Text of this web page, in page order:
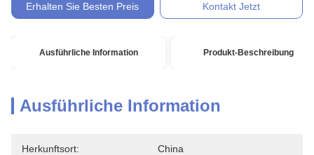
Erhalten Sie Besten Preis Kontakt Jetzt
Ausführliche Information Produkt-Beschreibung
Ausführliche Information
Herkunftsort: China